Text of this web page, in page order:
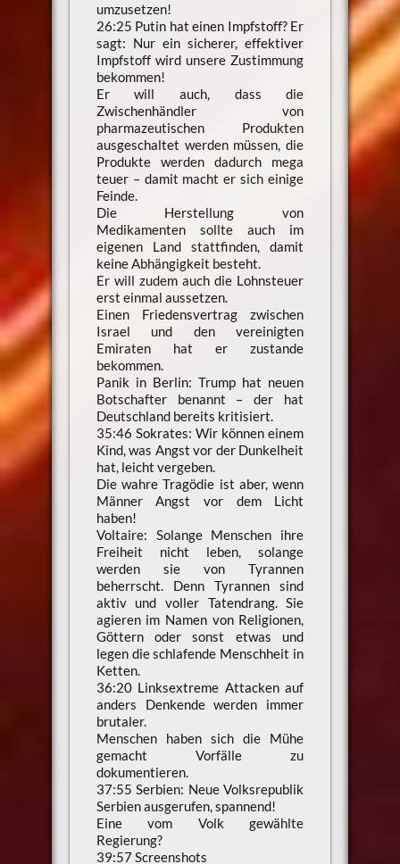
umzusetzen!
26:25 Putin hat einen Impfstoff? Er
sagt: Nur ein sicherer, effektiver
Impfstoff wird unsere Zustimmung
bekommen!
Er will auch, dass die
Zwischenhändler von
pharmazeutischen Produkten
ausgeschaltet werden müssen, die
Produkte werden dadurch mega
teuer – damit macht er sich einige
Feinde.
Die Herstellung von
Medikamenten sollte auch im
eigenen Land stattfinden, damit
keine Abhängigkeit besteht.
Er will zudem auch die Lohnsteuer
erst einmal aussetzen.
Einen Friedensvertrag zwischen
Israel und den vereinigten
Emiraten hat er zustande
bekommen.
Panik in Berlin: Trump hat neuen
Botschafter benannt – der hat
Deutschland bereits kritisiert.
35:46 Sokrates: Wir können einem
Kind, was Angst vor der Dunkelheit
hat, leicht vergeben.
Die wahre Tragödie ist aber, wenn
Männer Angst vor dem Licht
haben!
Voltaire: Solange Menschen ihre
Freiheit nicht leben, solange
werden sie von Tyrannen
beherrscht. Denn Tyrannen sind
aktiv und voller Tatendrang. Sie
agieren im Namen von Religionen,
Göttern oder sonst etwas und
legen die schlafende Menschheit in
Ketten.
36:20 Linksextreme Attacken auf
anders Denkende werden immer
brutaler.
Menschen haben sich die Mühe
gemacht Vorfälle zu
dokumentieren.
37:55 Serbien: Neue Volksrepublik
Serbien ausgerufen, spannend!
Eine vom Volk gewählte
Regierung?
39:57 Screenshots